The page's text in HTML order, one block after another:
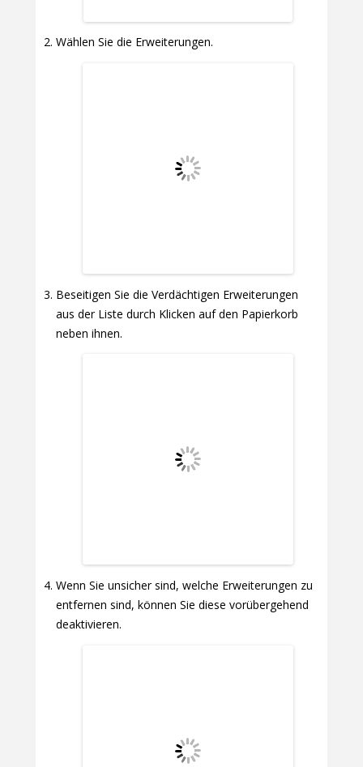
Wählen Sie die Erweiterungen.
Beseitigen Sie die Verdächtigen Erweiterungen
aus der Liste durch Klicken auf den Papierkorb
neben ihnen.
Wenn Sie unsicher sind, welche Erweiterungen zu
entfernen sind, können Sie diese vorübergehend
deaktivieren.